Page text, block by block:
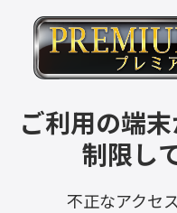
ご利用の端
制限し
不正なアクセ